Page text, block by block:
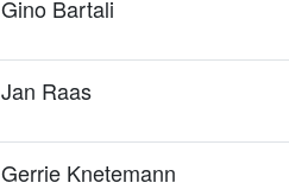
Gino Bartali
Jan Raas
Gerrie Knetemann